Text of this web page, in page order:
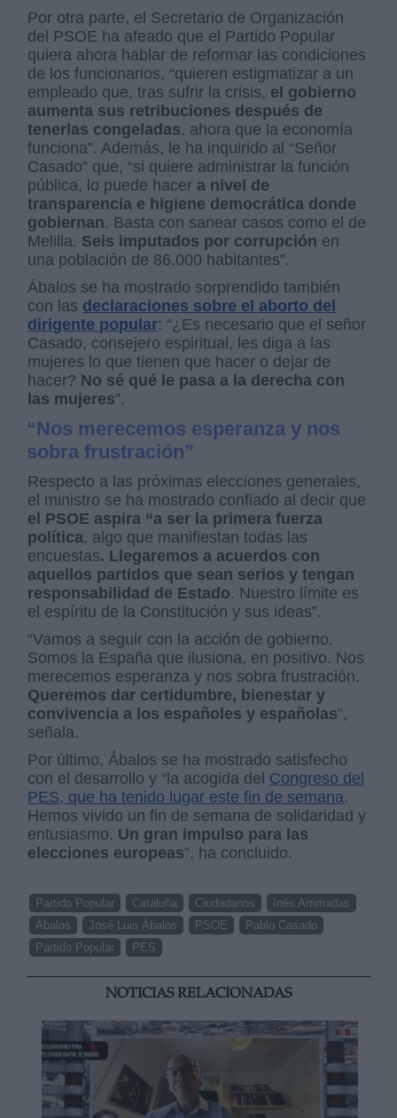
Por otra parte, el Secretario de Organización
del PSOE ha afeado que el Partido Popular
quiera ahora hablar de reformar las condiciones
de los funcionarios, “quieren estigmatizar a un
empleado que, tras sufrir la crisis, el gobierno
aumenta sus retribuciones después de
tenerlas congeladas, ahora que la economía
funciona”. Además, le ha inquirido al “Señor
Casado” que, “si quiere administrar la función
pública, lo puede hacer a nivel de
transparencia e higiene democrática donde
gobiernan. Basta con sanear casos como el de
Melilla. Seis imputados por corrupción en
una población de 86.000 habitantes”.
Ábalos se ha mostrado sorprendido también
con las declaraciones sobre el aborto del
dirigente popular: “¿Es necesario que el señor
Casado, consejero espiritual, les diga a las
mujeres lo que tienen que hacer o dejar de
hacer? No sé qué le pasa a la derecha con
las mujeres”.
“Nos merecemos esperanza y nos
sobra frustración”
Respecto a las próximas elecciones generales,
el ministro se ha mostrado confiado al decir que
el PSOE aspira “a ser la primera fuerza
política, algo que manifiestan todas las
encuestas. Llegaremos a acuerdos con
aquellos partidos que sean serios y tengan
responsabilidad de Estado. Nuestro límite es
el espíritu de la Constitución y sus ideas”.
“Vamos a seguir con la acción de gobierno.
Somos la España que ilusiona, en positivo. Nos
merecemos esperanza y nos sobra frustración.
Queremos dar certidumbre, bienestar y
convivencia a los españoles y españolas”,
señala.
Por último, Ábalos se ha mostrado satisfecho
con el desarrollo y “la acogida del Congreso del
PES, que ha tenido lugar este fin de semana.
Hemos vivido un fin de semana de solidaridad y
entusiasmo. Un gran impulso para las
elecciones europeas”, ha concluido.
Partido Popular Cataluña Ciudadanos
Inés Arrimadas
Ábalos
José Luis Ábalos PSOE
Pablo Casado
Partido Popular
PES
NOTICIAS RELACIONADAS